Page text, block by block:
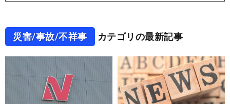
災害/事故/不祥事 カテゴリの最新記事